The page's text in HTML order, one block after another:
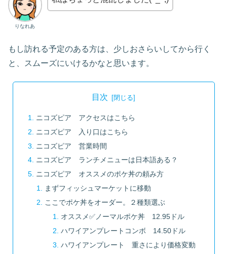
りなれあ
もし訪れる予定のある方は、少しおさらいしてから行く
と、スムーズにいけるかなと思います。
目次
ニコズピア アクセスはこちら
ニコズピア 入り口はこちら
ニコズピア 営業時間
ニコズピア ランチメニューは日本語ある？
ニコズピア オススメのポケ丼の頼み方
まずフィッシュマーケットに移動
ここでポケ丼をオーダー。２種類選ぶ
オススメ✅ノーマルポケ丼 12.95ドル
ハワイアンプレートコンボ 14.50ドル
ハワイアンプレート 重さにより価格変動